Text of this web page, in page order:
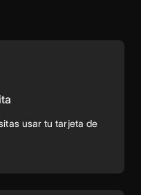
usar tu tarjeta de